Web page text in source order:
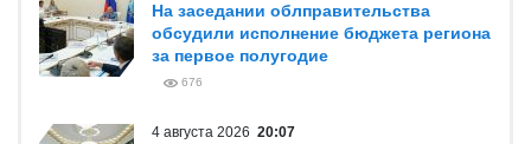
На заседании облправительства
обсудили исполнение бюджета региона
за первое полугодие
676
4 августа 2026 20:07